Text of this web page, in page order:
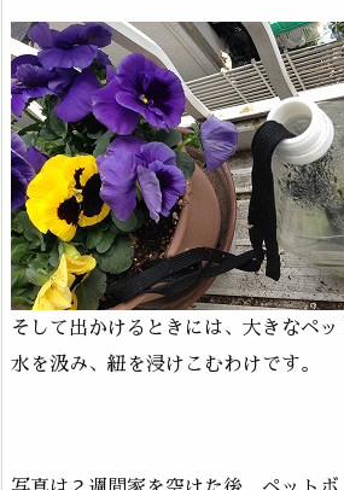
そして出かけるときには、大きなペッ
水を汲み、紐を浸けこむわけです。